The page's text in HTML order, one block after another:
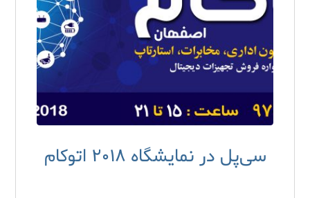
سی‌پل در نمایشگاه ۲۰۱۸ اتوکام‌